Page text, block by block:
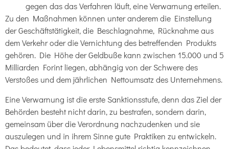
gegen das das Verfahren läuft, eine Verwarnung erteilen.
Zu den Maßnahmen können unter anderem die Einstellung
der Geschäftstätigkeit, die Beschlagnahme, Rücknahme aus
dem Verkehr oder die Vernichtung des betreffenden Produkts
gehören. Die Höhe der Geldbuße kann zwischen 15.000 und 5
Milliarden Forint liegen, abhängig von der Schwere des
Verstoßes und dem jährlichen Nettoumsatz des Unternehmens.
Eine Verwarnung ist die erste Sanktionsstufe, denn das Ziel der
Behörden besteht nicht darin, zu bestrafen, sondern darin,
gemeinsam über die Verordnung nachzudenken und sie
auszulegen und in ihrem Sinne gute Praktiken zu entwickeln.